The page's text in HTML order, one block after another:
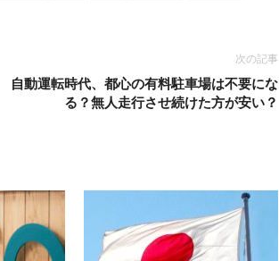
次の記事
自動運転時代、都心の有料駐車場は不要にな
る？無人走行させ続けた方が安い？